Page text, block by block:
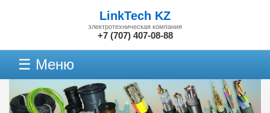
LinkTech KZ
электротехническая компания
+7 (707) 407-08-88
☰ Меню